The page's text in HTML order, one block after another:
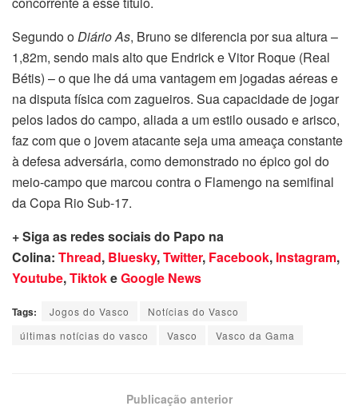
Segundo oDiário As, Bruno se diferencia por sua altura –
1,82m, sendo mais alto que Endrick e Vitor Roque (Real
Bétis) – o que lhe dá uma vantagem em jogadas aéreas e
na disputa física com zagueiros. Sua capacidade de jogar
pelos lados do campo, aliada a um estilo ousado e arisco,
faz com que o jovem atacante seja uma ameaça constante
à defesa adversária, como demonstrado no épico gol do
meio-campo que marcou contra o Flamengo na semifinal
da Copa Rio Sub-17.
+ Siga as redes sociais do Papo na
Colina: Thread, Bluesky,Twitter, Facebook, Instagram,
Youtube,TiktokeGoogle News
Tags: Jogos do Vasco
Notícias do Vasco
últimas notícias do vasco
Vasco Vasco da Gama
Publicação anterior